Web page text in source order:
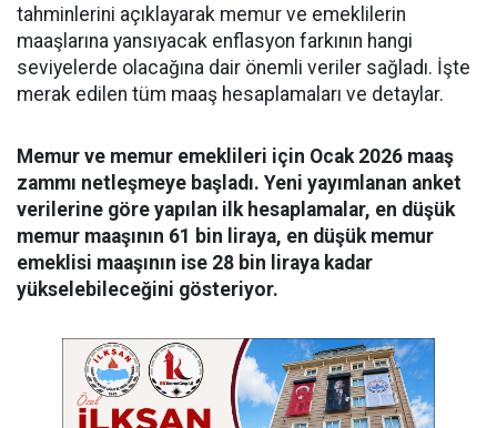
tahminlerini açıklayarak memur ve emeklilerin
maaşlarına yansıyacak enflasyon farkının hangi
seviyelerde olacağına dair önemli veriler sağladı. İşte
merak edilen tüm maaş hesaplamaları ve detaylar.
Memur ve memur emeklileri için Ocak 2026 maaş
zammı netleşmeye başladı. Yeni yayımlanan anket
verilerine göre yapılan ilk hesaplamalar, en düşük
memur maaşının 61 bin liraya, en düşük memur
emeklisi maaşının ise 28 bin liraya kadar
yükselebileceğini gösteriyor.